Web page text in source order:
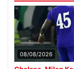
08/08/2026